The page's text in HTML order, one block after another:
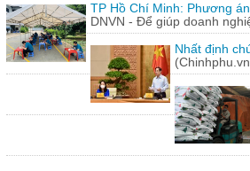
TP Hồ Chí Minh: Phương
DNVN - Để giúp doanh
Nhất định